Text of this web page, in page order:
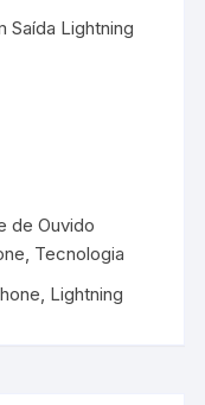
Saída Lightning
de Ouvido
Tecnologia
Lightning